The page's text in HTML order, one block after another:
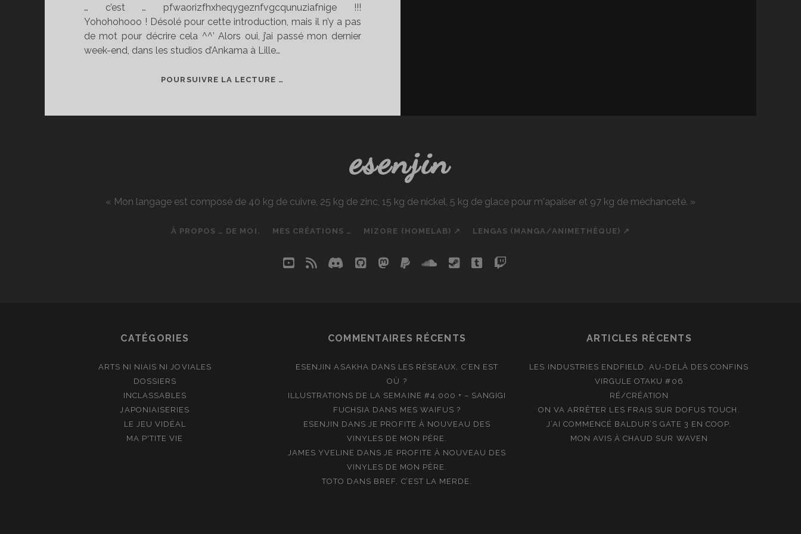
… c’est … pfwaorizfhxheqygeznfvgcqunuziafnige !!!
Yohohohooo ! Désolé pour cette introduction, mais il n’y a pas
de mot pour décrire cela ^^’ Alors oui, j’ai passé mon dernier
week-end, dans les studios d’Ankama à Lille…
POURSUIVRE LA LECTURE …
esenjin
« Mon langage est composé de 40 kg de cuivre, 25 kg de zinc, 15 kg de nickel, 5 kg de glace pour m'apaiser et 97 kg de méchanceté. »
À PROPOS … DE MOI. MES CRÉATIONS … MIZORE (HOMELAB) ↗ LENGAS (MANGA/ANIMETHÈQUE) ↗
youtube
rss discord
githubmastodon
paypalsoundcloud
steamtumblrtwitch
CATÉGORIES
ARTS NI NIAIS NI JOVIALES
DOSSIERS
INCLASSABLES
JAPONIAISERIES
LE JEU VIDÉAL
MA P'TITE VIE
COMMENTAIRES RÉCENTS
ESENJIN ASAKHA DANS LES RÉSEAUX, C’EN EST
OÙ ?
ILLUSTRATIONS DE LA SEMAINE #4.000 + – SANGIGI
FUCHSIA DANS MES WAIFUS ?
ESENJIN DANSJE PROFITE À NOUVEAU DES
VINYLES DE MON PÈRE.
JAMES YVELINE DANSJE PROFITE À NOUVEAU DES
VINYLES DE MON PÈRE.
TOTO DANS BREF, C’EST LA MERDE.
ARTICLES RÉCENTS
LES INDUSTRIES ENDFIELD, AU-DELÀ DES CONFINS
VIRGULE OTAKU #06
RÉ/CRÉATION
ON VA ARRÊTER LES FRAIS SUR DOFUS TOUCH.
J’AI COMMENCÉ BALDUR’S GATE 3 EN COOP.
MON AVIS À CHAUD SUR WAVEN